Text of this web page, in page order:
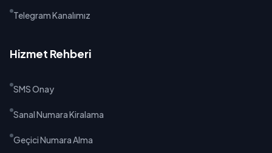
Telegram Kanalımız
Hizmet Rehberi
SMS Onay
Sanal Numara Kiralama
Geçici Numara Alma